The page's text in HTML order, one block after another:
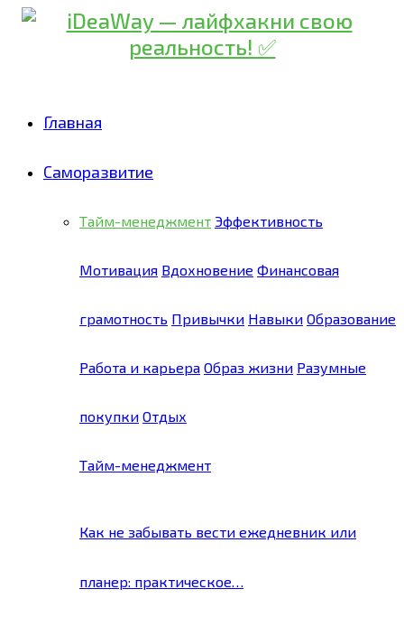
Главная
Саморазвитие
Тайм-менеджмент Эффективность
Мотивация Вдохновение Финансовая
грамотность Привычки Навыки Образование
Работа и карьера Образ жизни Разумные
покупки Отдых
Тайм-менеджмент
Как не забывать вести ежедневник или
планер: практическое…